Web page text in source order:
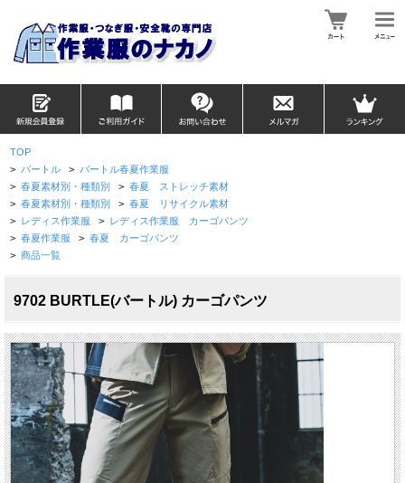
TOP
> バートル > バートル春夏作業服
> 春夏素材別・種類別 > 春夏 ストレッチ素材
> 春夏素材別・種類別 > 春夏 リサイクル素材
> レディス作業服 > レディス作業服 カーゴパンツ
> 春夏作業服 > 春夏 カーゴパンツ
> 商品一覧
9702 BURTLE(バートル) カーゴパンツ